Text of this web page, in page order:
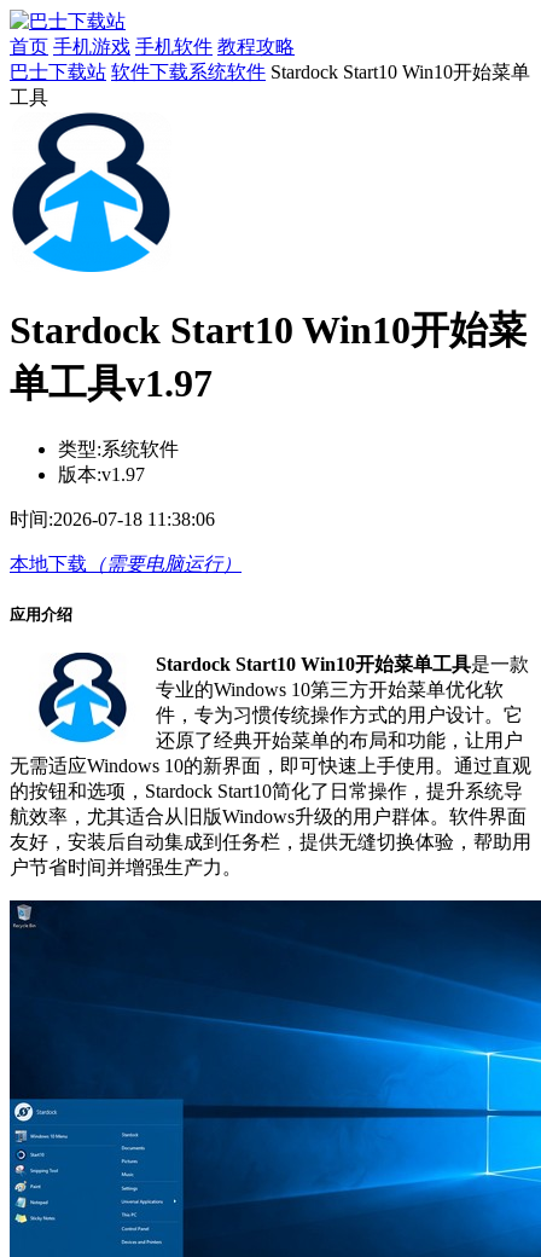
首页 手机游戏 手机软件 教程攻略
巴士下载站 软件下载系统软件 Stardock Start10 Win10开始菜单
工具
Stardock Start10 Win10开始菜
单工具v1.97
类型:系统软件
版本:v1.97
时间:2026-07-18 11:38:06
本地下载 （需要电脑运行）
应用介绍
Stardock Start10 Win10开始菜单工具是一款
专业的Windows 10第三方开始菜单优化软
件，专为习惯传统操作方式的用户设计。它
还原了经典开始菜单的布局和功能，让用户
无需适应Windows 10的新界面，即可快速上手使用。通过直观
的按钮和选项，Stardock Start10简化了日常操作，提升系统导
航效率，尤其适合从旧版Windows升级的用户群体。软件界面
友好，安装后自动集成到任务栏，提供无缝切换体验，帮助用
户节省时间并增强生产力。